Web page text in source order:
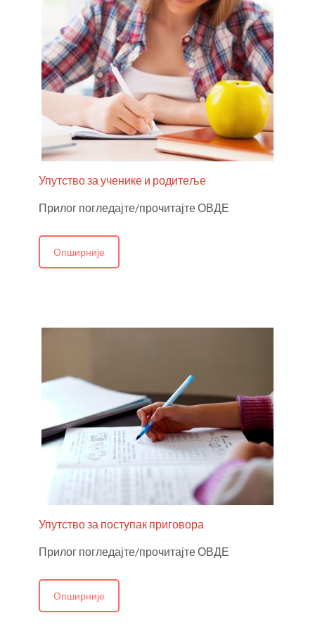
Упутство за ученике и родитеље
Прилог погледајте/прочитајте ОВДЕ
Опширније
Упутство за поступак приговора
Прилог погледајте/прочитајте ОВДЕ
Опширније